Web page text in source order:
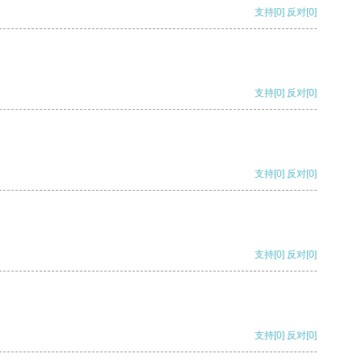
支持[0] 反对[0]
支持[0] 反对[0]
支持[0] 反对[0]
支持[0] 反对[0]
支持[0] 反对[0]